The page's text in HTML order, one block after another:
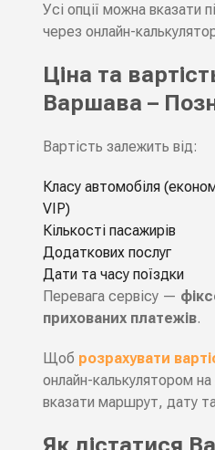
Усі опції можна вказати
через онлайн-
Ціна та
Варшава –
Вартість залежить від:
Класу автомобіля
VIP)
Кількості пасажирів
Додаткових послуг
Дати та часу поїздки
Перевага сервісу —
прихованих платежів.
Щоб розрахувати
онлайн-калькулятором
вказати маршрут, дату